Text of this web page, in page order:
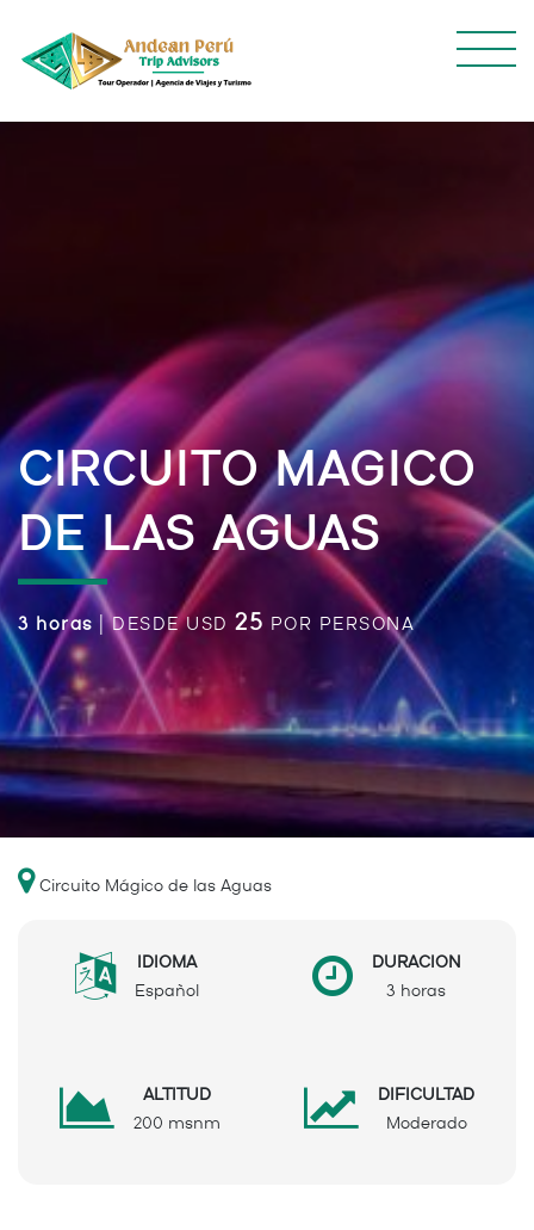
CIRCUITO MAGICO
DE LAS AGUAS
3 horas | DESDE USD 25 POR PERSONA
Circuito Mágico de las Aguas
IDIOMA
Español
DURACION
3 horas
ALTITUD
200 msnm
DIFICULTAD
Moderado